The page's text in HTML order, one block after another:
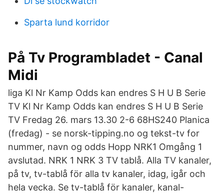
Sparta lund korridor
På Tv Programbladet - Canal
Midi
liga Kl Nr Kamp Odds kan endres S H U B Serie
TV Kl Nr Kamp Odds kan endres S H U B Serie
TV Fredag 26. mars 13.30 2-6 68HS240 Planica
(fredag) - se norsk-tipping.no og tekst-tv for
nummer, navn og odds Hopp NRK1 Omgång 1
avslutad. NRK 1 NRK 3 TV tablå. Alla TV kanaler,
på tv, tv-tablå för alla tv kanaler, idag, igår och
hela vecka. Se tv-tablå för kanaler, kanal-